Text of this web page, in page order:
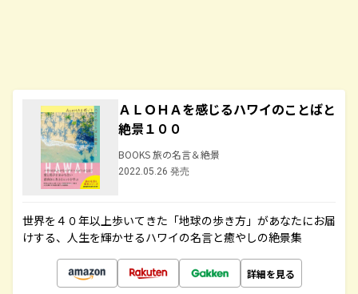
ＡＬＯＨＡを感じるハワイのことばと
絶景１００
BOOKS 旅の名言＆絶景
2022.05.26 発売
世界を４０年以上歩いてきた「地球の歩き方」があなたにお届
けする、人生を輝かせるハワイの名言と癒やしの絶景集
詳細を見る